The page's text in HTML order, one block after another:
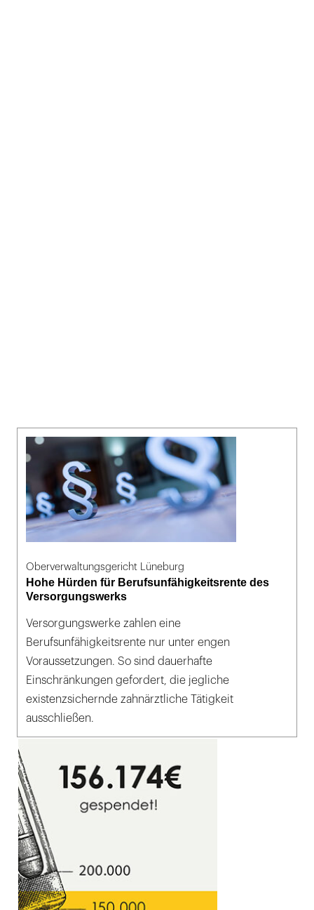
Oberverwaltungsgericht Lüneburg
Hohe Hürden für Berufsunfähigkeitsrente des
Versorgungswerks
Versorgungswerke zahlen eine
Berufsunfähigkeitsrente nur unter engen
Voraussetzungen. So sind dauerhafte
Einschränkungen gefordert, die jegliche
existenzsichernde zahnärztliche Tätigkeit
ausschließen.